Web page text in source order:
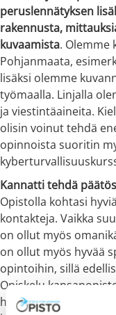
peruslennätyksen
rakennusta,
kuvaamista. Olemme
Pohjanmaata,
lisäksi olemme
työmaalla. Linjalla
ja viestintäaineita.
olisin voinut tehdä
opinnoista suoritin
Kannatti tehdä
Opistolla kohtasi
kontakteja. Vaikka
on ollut myös
on ollut myös hyvää
opintoihin, sillä
Opiskelu
haluaa sekä edistää